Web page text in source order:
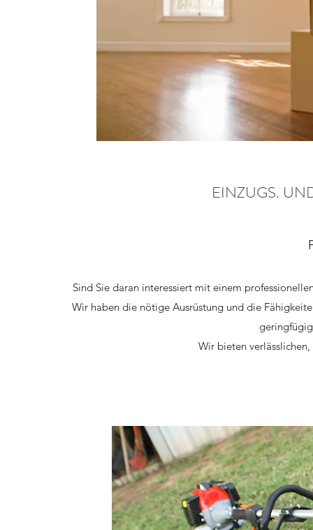
EINZUGS.
Sind Sie daran interessiert mit einem
Wir haben die nötige Ausrüstung und die
Wir bieten